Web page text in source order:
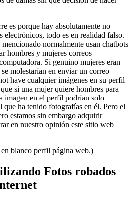
es porque hay absolutamente no
electrónicos, todo es en realidad falso.
normalmente usan chatbots
hombres y mujeres correos
Si genuino mujeres eran
molestarían en enviar un correo
have cualquier imágenes en su perfil
si una mujer quiere hombres para
imagen en el perfil podrían solo
que ha tenido fotografías en él. Pero el
estamos sin embargo adquirir
en nuestro opinión este sitio web
blanco perfil página web.)
Fotos robados